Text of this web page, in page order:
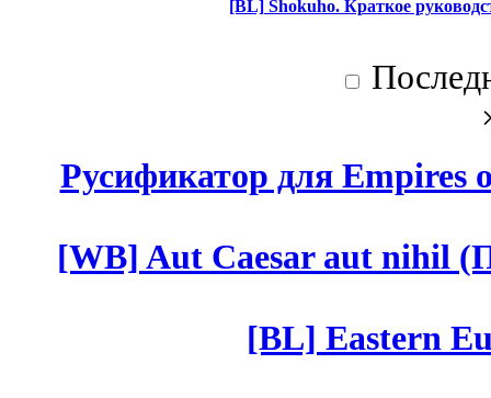
[BL] Shokuho. Краткое
Русификатор для Empires
[WB] Aut Caesar aut nihil
[BL] Eastern